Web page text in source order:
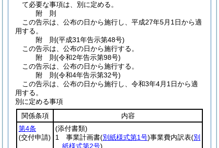
て必要な事項は、別に定める。
附 則
この告示は、公布の日から施行し、平成27年5月1日から適
用する。
附 則(平成31年告示第48号)
この告示は、公布の日から施行する。
附 則(令和2年告示第98号)
この告示は、公布の日から施行する。
附 則(令和4年告示第32号)
この告示は、公布の日から施行し、令和3年4月1日から適
用する。
別に定める事項
関係条項
内容
第4条
(交付申請)
(添付書類)
1 事業計画書(別紙様式第1号)事業費内訳表(別
紙様式第2号)